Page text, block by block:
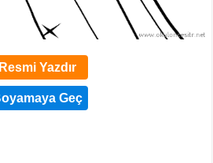
Resmi Yazdır